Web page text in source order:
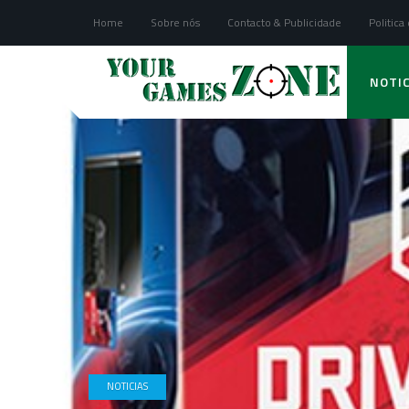
Home Sobre nós Contacto & Publicidade Politica
NOTICIAS